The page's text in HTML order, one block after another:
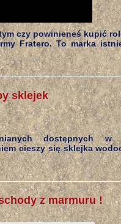
czy powinieneś kupić
Fratero. To marka
sklejek
dostępnych w
cieszy się sklejka
z marmuru !